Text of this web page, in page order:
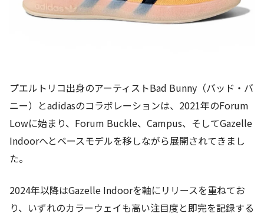
プエルトリコ出身のアーティストBad Bunny（バッド・バ
ニー）とadidasのコラボレーションは、2021年のForum
Lowに始まり、Forum Buckle、Campus、そしてGazelle
Indoorへとベースモデルを移しながら展開されてきまし
た。
2024年以降はGazelle Indoorを軸にリリースを重ねてお
り、いずれのカラーウェイも高い注目度と即完を記録する